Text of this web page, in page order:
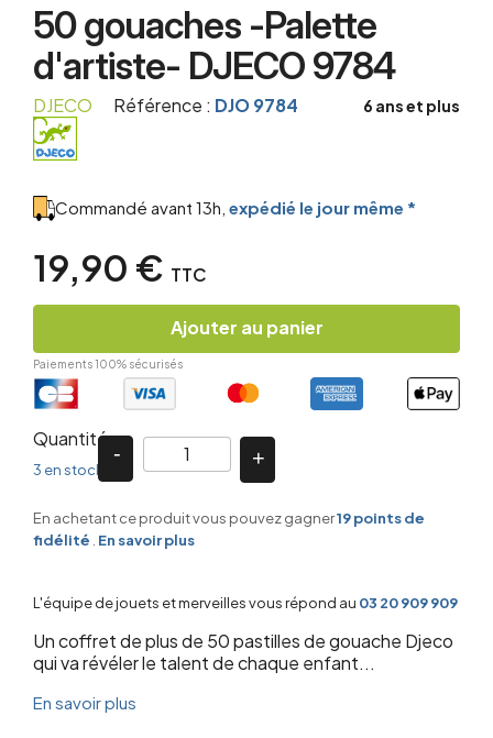
50 gouaches -Palette
d'artiste- DJECO 9784
DJECO Référence : DJO 9784 6 ans et plus
Commandé avant 13h, expédié le jour même *
19,90 € TTC
Ajouter au panier
Paiements 100% sécurisés
Quantité
3 en stock
En achetant ce produit vous pouvez gagner19points de
fidélité En savoir plus
L'équipe de jouets et merveilles vous répond au 03 20 909 909
Un coffret de plus de 50 pastilles de gouache Djeco
qui va révéler le talent de chaque enfant...
En savoir plus